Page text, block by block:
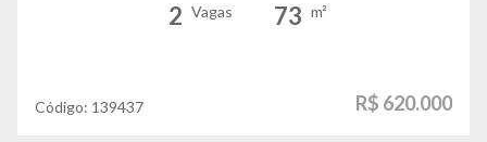
2 Vagas 73 m²
Código: 139437 R$ 620.000